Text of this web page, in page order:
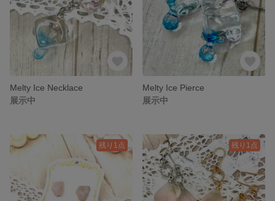
Melty Ice Necklace
展示中
Melty Ice Pierce
展示中
残り1点 残り1点